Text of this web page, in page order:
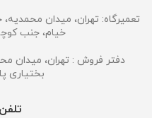
تعمیرگاه: تهران، میدان
خیام، جنب کوچه
دفتر فروش : تهران، میدان
بختیاری پلاک ۱۳